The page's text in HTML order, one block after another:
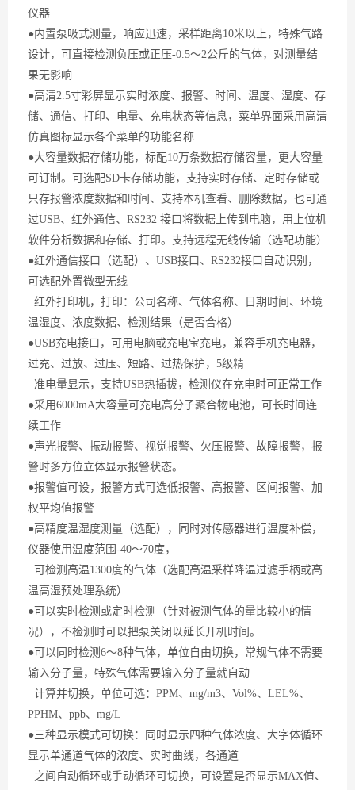
仪器
●内置泵吸式测量，响应迅速，采样距离10米以上，特殊气路
设计，可直接检测负压或正压-0.5～2公斤的气体，对测量结
果无影响
●高清2.5寸彩屏显示实时浓度、报警、时间、温度、湿度、存
储、通信、打印、电量、充电状态等信息，菜单界面采用高清
仿真图标显示各个菜单的功能名称
●大容量数据存储功能，标配10万条数据存储容量，更大容量
可订制。可选配SD卡存储功能，支持实时存储、定时存储或
只存报警浓度数据和时间、支持本机查看、删除数据，也可通
过USB、红外通信、RS232 接口将数据上传到电脑，用上位机
软件分析数据和存储、打印。支持远程无线传输（选配功能）
●红外通信接口（选配）、USB接口、RS232接口自动识别，
可选配外置微型无线
红外打印机，打印：公司名称、气体名称、日期时间、环境
温湿度、浓度数据、检测结果（是否合格）
●USB充电接口，可用电脑或充电宝充电，兼容手机充电器，
过充、过放、过压、短路、过热保护，5级精
准电量显示，支持USB热插拔，检测仪在充电时可正常工作
●采用6000mA大容量可充电高分子聚合物电池，可长时间连
续工作
●声光报警、振动报警、视觉报警、欠压报警、故障报警，报
警时多方位立体显示报警状态。
●报警值可设，报警方式可选低报警、高报警、区间报警、加
权平均值报警
●高精度温湿度测量（选配），同时对传感器进行温度补偿，
仪器使用温度范围-40～70度，
可检测 高温1300度的气体（选配高温采样降温过滤手柄或高
温高湿预处理系统）
●可以实时检测或定时检测（针对被测气体的量比较小的情
况），不检测时可以把泵关闭以延长开机时间。
●可以同时检测6～8种气体，单位自由切换，常规气体不需要
输入分子量，特殊气体需要输入分子量就自动
计算并切换，单位可选：PPM、mg/m3、Vol%、LEL%、
PPHM、ppb、mg/L
●三种显示模式可切换：同时显示四种气体浓度、大字体循环
显示单通道气体的浓度、实时曲线，各通道
之间自动循环或手动循环可切换，可设置是否显示MAX值、